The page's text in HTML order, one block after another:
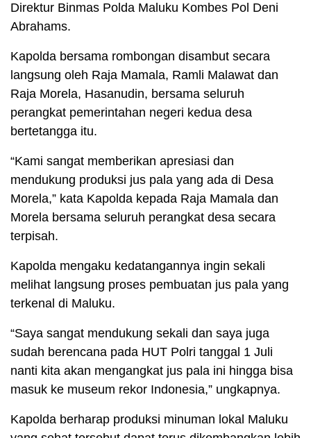
Direktur Binmas Polda Maluku Kombes Pol Deni
Abrahams.
Kapolda bersama rombongan disambut secara
langsung oleh Raja Mamala, Ramli Malawat dan
Raja Morela, Hasanudin, bersama seluruh
perangkat pemerintahan negeri kedua desa
bertetangga itu.
“Kami sangat memberikan apresiasi dan
mendukung produksi jus pala yang ada di Desa
Morela,” kata Kapolda kepada Raja Mamala dan
Morela bersama seluruh perangkat desa secara
terpisah.
Kapolda mengaku kedatangannya ingin sekali
melihat langsung proses pembuatan jus pala yang
terkenal di Maluku.
“Saya sangat mendukung sekali dan saya juga
sudah berencana pada HUT Polri tanggal 1 Juli
nanti kita akan mengangkat jus pala ini hingga bisa
masuk ke museum rekor Indonesia,” ungkapnya.
Kapolda berharap produksi minuman lokal Maluku